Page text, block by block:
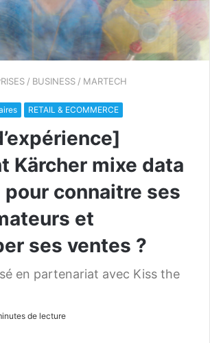
/ BUSINESS / MARTECH
RETAIL & ECOMMERCE
Kärcher mixe data
connaitre ses
et
ses ventes ?
en partenariat avec Kiss the
de lecture